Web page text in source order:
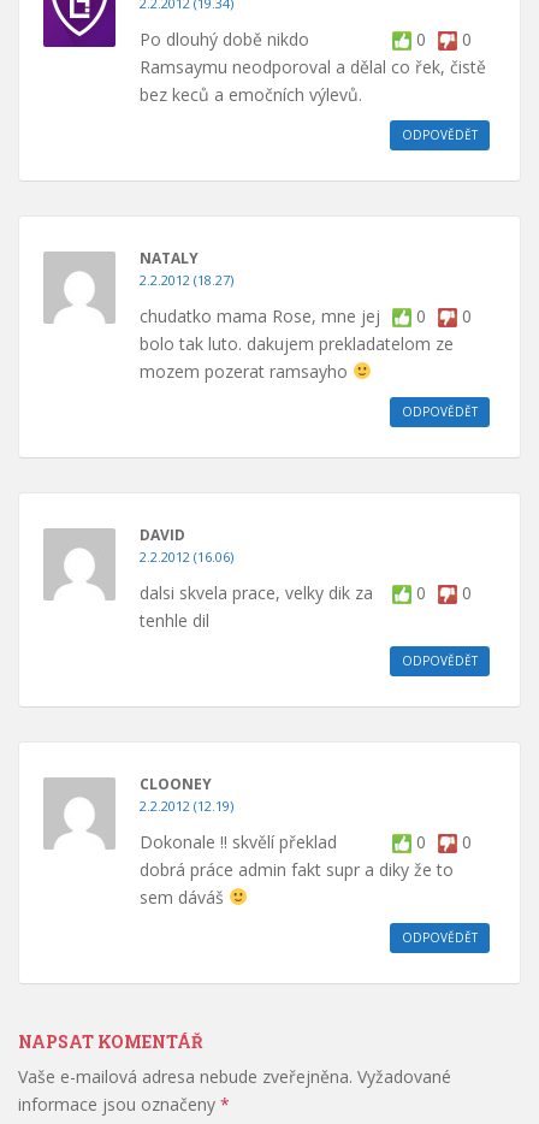
0 0
Po dlouhý době nikdo
Ramsaymu neodporoval a dělal co řek, čistě
bez keců a emočních výlevů.
ODPOVĚDĚT
NATALY
2.2.2012 (18.27)
0 0
chudatko mama Rose, mne jej
bolo tak luto. dakujem prekladatelom ze
mozem pozerat ramsayho
ODPOVĚDĚT
DAVID
2.2.2012 (16.06)
0 0
dalsi skvela prace, velky dik za
tenhle dil
ODPOVĚDĚT
CLOONEY
2.2.2012 (12.19)
0 0
Dokonale !! skvělí překlad
dobrá práce admin fakt supr a diky že to
sem dáváš
ODPOVĚDĚT
NAPSAT KOMENTÁŘ
Vaše e-mailová adresa nebude zveřejněna. Vyžadované
informace jsou označeny *